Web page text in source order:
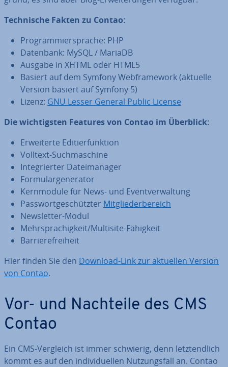
Tech­ni­sche Fakten zu Contao:
Pro­gram­mier­spra­che: PHP
Datenbank: MySQL / MariaDB
Ausgabe in XHTML oder HTML5
Basiert auf dem Symfony Web­frame­work (aktuelle
Version basiert auf Symfony 5)
Lizenz: GNU Lesser General Public License
Die wich­tigs­ten Features von Contao im Überblick:
Er­wei­ter­te Edi­tier­funk­ti­on
Volltext-Such­ma­schi­ne
In­te­grier­ter Da­tei­ma­na­ger
For­mu­lar­ge­ne­ra­tor
Kern­mo­du­le für News- und Event­ver­wal­tung
Pass­wort­ge­schütz­ter Mit­glie­der­be­reich
News­let­ter-Modul
Mehr­spra­chig­keit/Multisite-Fähigkeit
Bar­rie­re­frei­heit
Hier finden Sie den Download-Link zur aktuellen Version
von Contao.
Vor- und Nachteile des CMS
Contao
Ein CMS-Vergleich ist immer schwierig, denn letzt­end­lich
kommt es auf den in­di­vi­du­el­len Nut­zungs­fall an. Contao